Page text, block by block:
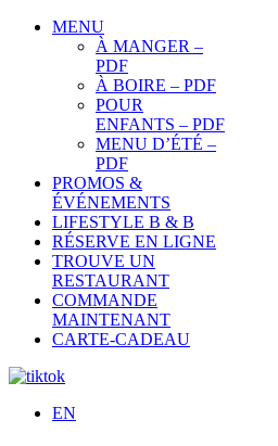
MENU
À MANGER –
PDF
À BOIRE – PDF
POUR
ENFANTS – PDF
MENU D’ÉTÉ –
PDF
PROMOS &
ÉVÉNEMENTS
LIFESTYLE B & B
RÉSERVE EN LIGNE
TROUVE UN
RESTAURANT
COMMANDE
MAINTENANT
CARTE-CADEAU
EN